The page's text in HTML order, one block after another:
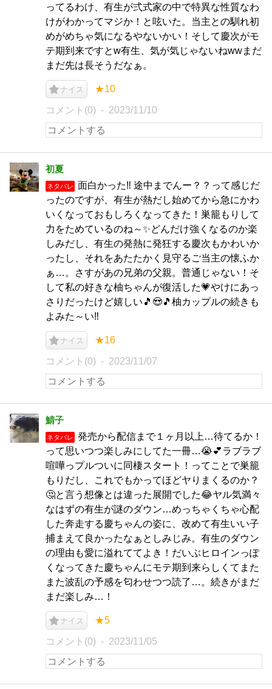
ってるわけ、有生が弍式家の中で特異な性質なわ
けがわかってマジか！と呟いた。当主との馴れ初
めがめちゃ気になるやないかい！そして慶次がモ
テ期到来ですとw有生、気が気じゃないねwwまだ
まだ先は長そうだなぁ。
ナイス ★10
コメント(0) 2023/11/10
初夏
ネタバレ
面白かった‼️ 途中までんー？？って感じだ
ったのですが、有生が熱だし始めてから急にかわ
いくなっておもしろくなってきた！巣籠もりして
力をためているのね～✨どんだけ強くなるのか楽
しみだし、有生の発熱に発狂する慶次もかわいか
ったし、それをあたたかく見守るご当主の懐ふか
ぁ…。さすがあの兄弟の父親。普通じゃない！そ
して私の好きな柚ちゃんが復活した💗やけにあっ
さりだったけど嬉しい🎵😍🎵柚カップルの続きも
よみた～い‼️
ナイス ★16
コメント(0) 2023/11/07
鯖子
ネタバレ
発売から配信まで１ヶ月以上…待てるか！
って思いつつ楽しみにしてた一冊…😭💕ラブラブ
喧嘩っプルついに同棲スタート！ってことで巣籠
もりだし、これでもかってほどヤりまくるのか？
🤔と言う想像とは違った展開でした😂ヤル気満々
なはずの有生が謎のダウン…めっちゃくちゃ心配
した奔走する慶ちゃんの姿に、改めて有生いい子
捕まえて良かったなぁとしみじみ。有生のダウン
の理由も愛に溢れててよき！だいぶヒロインっぽ
くなってきた慶ちゃんにモテ期到来らしくてまた
また波乱の予感を匂わせつつ読了…。続きがまだ
まだ楽しみ…！
ナイス ★5
コメント(0) 2023/11/05